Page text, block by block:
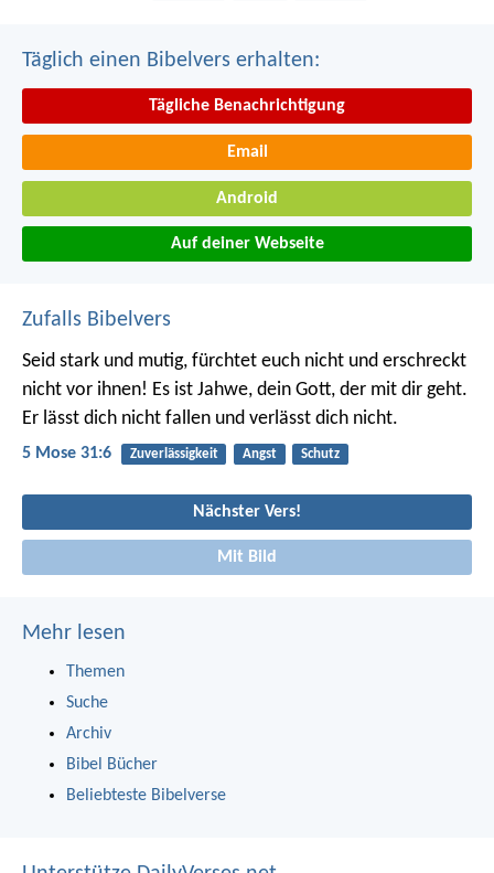
Täglich einen Bibelvers erhalten:
Tägliche Benachrichtigung
Email
Android
Auf deiner Webseite
Zufalls Bibelvers
Seid stark und mutig, fürchtet euch nicht und erschreckt
nicht vor ihnen! Es ist Jahwe, dein Gott, der mit dir geht.
Er lässt dich nicht fallen und verlässt dich nicht.
5 Mose 31:6 Zuverlässigkeit Angst Schutz
Nächster Vers!
Mit Bild
Mehr lesen
Themen
Suche
Archiv
Bibel Bücher
Beliebteste Bibelverse